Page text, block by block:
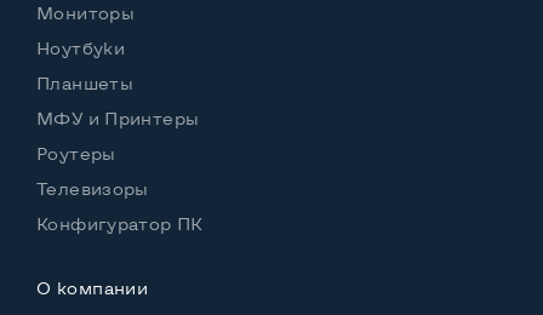
Мониторы
Ноутбуки
Планшеты
МФУ и Принтеры
Роутеры
Телевизоры
Конфигуратор ПК
О компании